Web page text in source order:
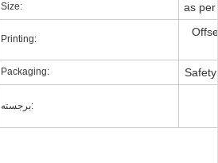
Size: as
Printing:
Packaging:
برجسته: